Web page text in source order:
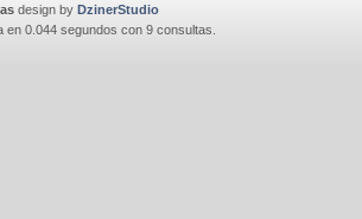
design by DzinerStudio
en 0.044 segundos con 9 consultas.